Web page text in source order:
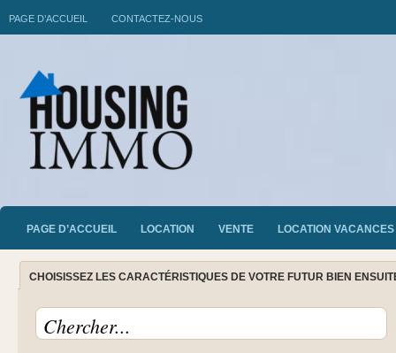
PAGE D’ACCUEIL CONTACTEZ-NOUS
PAGE D’ACCUEIL LOCATION VENTE LOCATION VACANCES
CHOISISSEZ LES CARACTÉRISTIQUES DE VOTRE FUTUR BIEN